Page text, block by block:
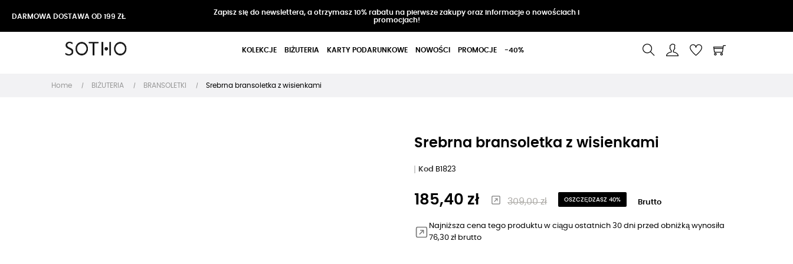
DARMOWA DOSTAWA OD 199 ZŁ
Zapisz się do newslettera, a otrzymasz 10% rabatu na pierwsze zakupy oraz informacje o nowościach i
promocjach!
KOLEKCJE BIŻUTERIA KARTY PODARUNKOWE NOWOŚCI PROMOCJE -40%
Home BIŻUTERIA BRANSOLETKI Srebrna bransoletka z wisienkami
Srebrna bransoletka z wisienkami
Kod B1823
185,40 zł 309,00 zł OSZCZĘDZASZ 40% Brutto
Najniższa cena tego produktu w ciągu ostatnich 30 dni przed obniżką wynosiła
76,30 zł brutto